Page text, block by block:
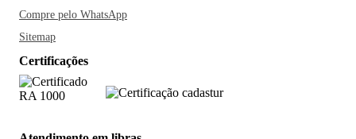
Compre pelo WhatsApp
Sitemap
Certificações